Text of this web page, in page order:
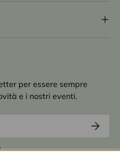
per essere sempre
e i nostri eventi.
Iscriviti